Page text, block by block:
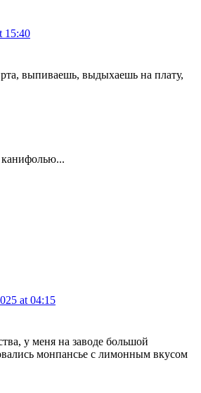
15:40
выпиваешь, выдыхаешь на плату,
канифолью...
at 04:15
у меня на заводе большой
монпансье с лимонным вкусом